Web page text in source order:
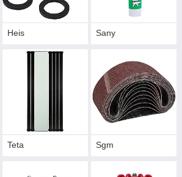
Heis Sany
Teta Sgm